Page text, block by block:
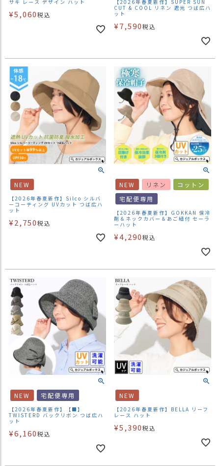
サキ レース デザイン ハット
¥5,060税込
【2026年春夏新作】SUPER SUN
CUT & COOL リネン 遮光 つば広ハ
ット
¥7,590税込
NEW
【2026年春夏新作】Silco シルバ
ーコーティング UVカット つば広ハ
ット
¥2,750税込
NEW リネン
コットン
宅配便専用
【2026年春夏新作】GOKKAN 保冷
剤＆ネックカバー＆あご紐付 セーラ
ーハット
¥4,290税込
NEW 宅配便専用
【2026年春夏新作】【■】
TWISTERD バックリボン つば広ハ
ット
¥6,160税込
NEW
【2026年春夏新作】BELLA リーフ
レース ハット
¥5,390税込